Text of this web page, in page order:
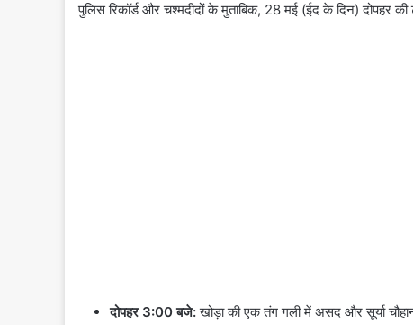
पुलिस रिकॉर्ड और चश्मदीदों के मुताबिक, 28 मई (ईद के दिन) दोपहर
दोपहर 3:00 बजे:खोड़ा की एक तंग गली में असद और सूर्या